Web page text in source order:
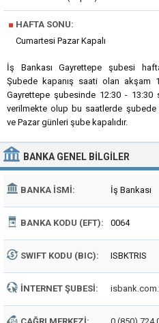
■ HAFTA SONU:
Cumartesi Pazar Kapalı
İş Bankası Gayrettepe şubesi
Şubede kapanış saati olan akşam
Gayrettepe şubesinde 12:30 - 13:30
verilmekte olup bu saatlerde şubede
ve Pazar günleri şube kapalıdır.
BANKA GENEL BILGILER
BANKA İSMI: İş Bankası
BANKA KODU (EFT): 0064
SWIFT KODU (BIC): ISBKTRIS
İNTERNET ŞUBESI: